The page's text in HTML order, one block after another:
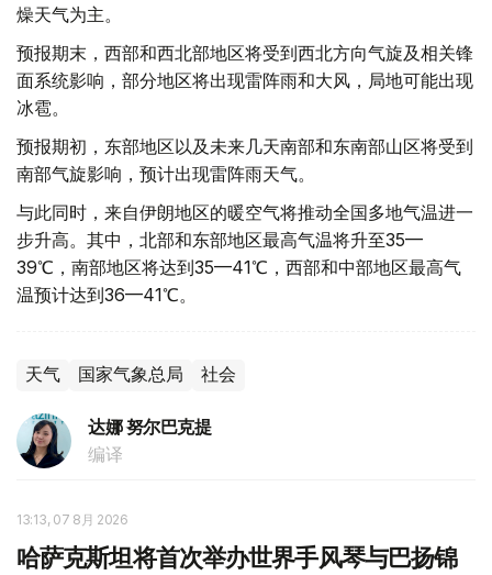
燥天气为主。
预报期末，西部和西北部地区将受到西北方向气旋及相关锋
面系统影响，部分地区将出现雷阵雨和大风，局地可能出现
冰雹。
预报期初，东部地区以及未来几天南部和东南部山区将受到
南部气旋影响，预计出现雷阵雨天气。
与此同时，来自伊朗地区的暖空气将推动全国多地气温进一
步升高。其中，北部和东部地区最高气温将升至35—
39℃，南部地区将达到35—41℃，西部和中部地区最高气
温预计达到36—41℃。
天气 国家气象总局 社会
达娜 努尔巴克提
编译
13:13, 07 8月 2026
哈萨克斯坦将首次举办世界手风琴与巴扬锦